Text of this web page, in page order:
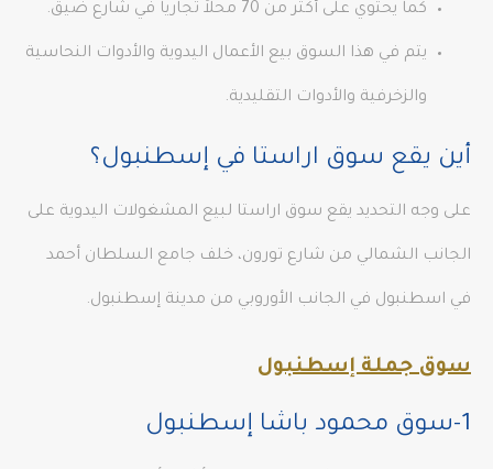
كما يحتوي على أكثر من 70 محلاً تجارياً في شارع ضيق.
يتم في هذا السوق بيع الأعمال اليدوية والأدوات النحاسية
والزخرفية والأدوات التقليدية.
أين يقع سوق اراستا في إسطنبول؟
على وجه التحديد يقع سوق اراستا لبيع المشغولات اليدوية على
الجانب الشمالي من شارع تورون، خلف جامع السلطان أحمد
في اسطنبول في الجانب الأوروبي من مدينة إسطنبول.
سوق جملة إسطنبول
1-سوق محمود باشا إسطنبول